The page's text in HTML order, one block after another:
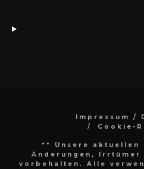
Impressum /
Cookie-
** Unsere aktuellen
Änderungen, Irrtümer
vorbehalten. Alle